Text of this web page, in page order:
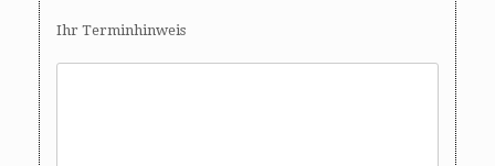
Ihr Terminhinweis